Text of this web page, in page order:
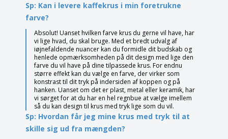
Sp: Kan i levere kaffekrus i min foretrukne
farve?
Absolut! Uanset hvilken farve krus du gerne vil have, har
vi lige hvad, du skal bruge. Med et bredt udvalg af
iøjnefaldende nuancer kan du formidle dit budskab og
henlede opmærksomheden på dit design med lige den
farve du vil have på dine tilpassede krus. For endnu
større effekt kan du vælge en farve, der virker som
konstrast til dit tryk på indersiden af koppen og på
hanken. Uanset om det er plast, metal eller keramik, har
vi sørget for at du har en hel regnbue at vælge imellem
så du kan design til krus med tryk lige som du vil.
Sp: Hvordan får jeg mine krus med tryk til at
skille sig ud fra mængden?